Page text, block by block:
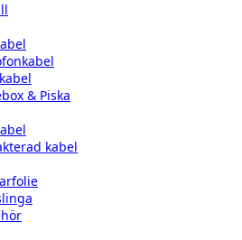
& Piska
kabel